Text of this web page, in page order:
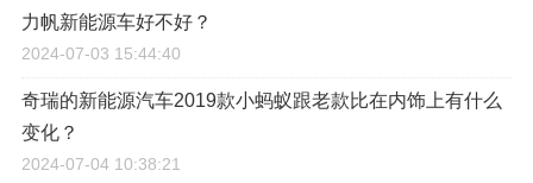
力帆新能源车好不好？
2024-07-03 15:44:40
奇瑞的新能源汽车2019款小蚂蚁跟老款比在内饰上有什么
变化？
2024-07-04 10:38:21